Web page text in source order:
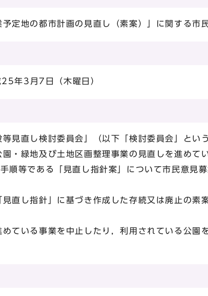
予定地の都市計画の見直し（素案）」に関する市
年3月7日（木曜日）
見直し検討委員会」（以下「検討委員会」とい
・緑地及び土地区画整理事業の見直しを進めて
順等である「見直し指針案」について市民意見
直し指針」に基づき作成した存続又は廃止の素
ている事業を中止したり，利用されている公園